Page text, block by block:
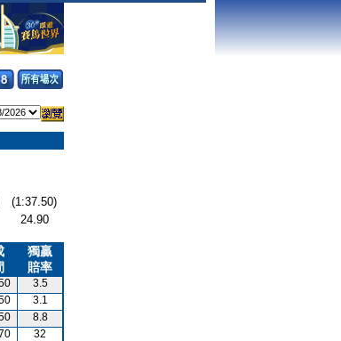
(1:37.50)
24.90
獨贏
賠率
3.5
3.1
8.8
32